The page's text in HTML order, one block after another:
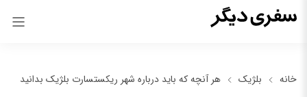
خانه بلژیک هر آنچه که باید درباره شهر ریکستسارت بلژیک بدانید